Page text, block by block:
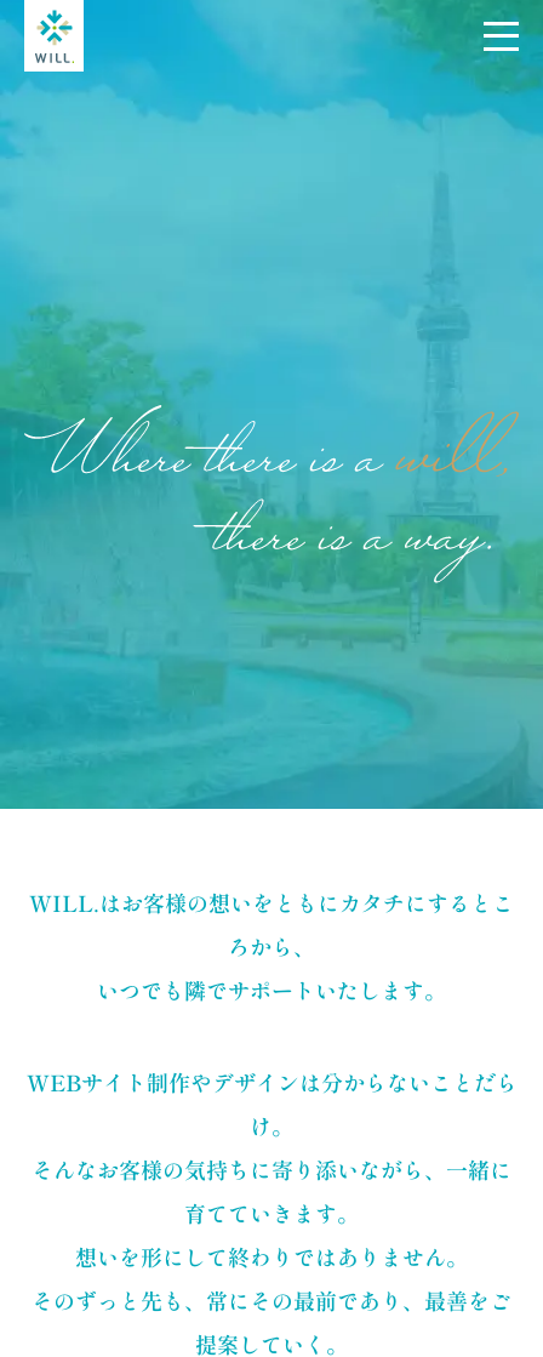
WILL.はお客様の想いをともにカタチにするとこ
ろから、
いつでも隣でサポートいたします。
WEBサイト制作やデザインは分からないことだら
け。
そんなお客様の気持ちに寄り添いながら、一緒に
育てていきます。
想いを形にして終わりではありません。
そのずっと先も、常にその最前であり、最善をご
提案していく。